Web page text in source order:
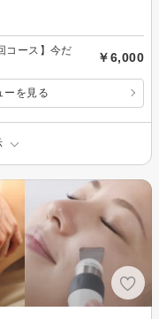
コース】今だ
￥6,000
ーを見る